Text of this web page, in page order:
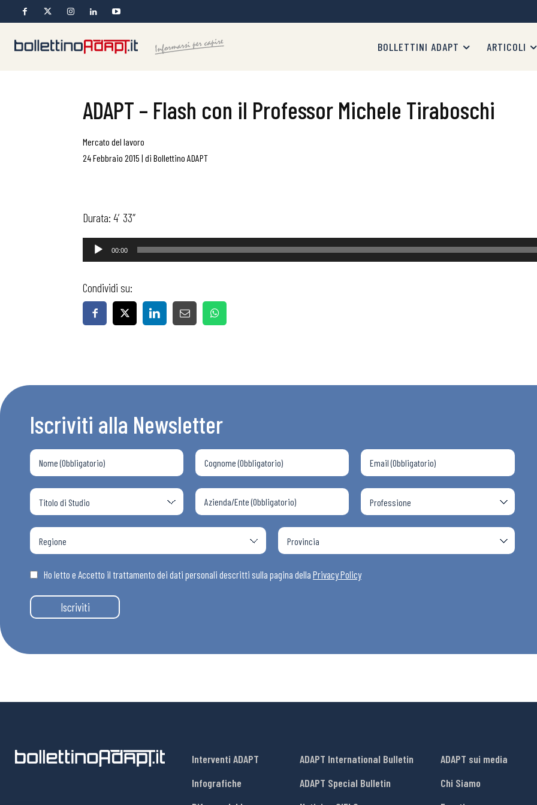
Bollettini ADAPT
Articoli
Osservatori
BOLLETTINI ADAPT ARTICOLI
ADAPT – Flash con il Professor Michele Tiraboschi
Mercato del lavoro
24 Febbraio 2015 | di Bollettino ADAPT
Durata: 4′ 33″
Audio
Player
00:00
Condividi su:
Iscriviti alla Newsletter
Ho letto e Accetto il trattamento dei dati personali descritti sulla pagina della Privacy Policy
Iscriviti
Interventi ADAPT
Infografiche
ADAPT International Bulletin
ADAPT Special Bulletin
ADAPT sui media
Chi Siamo